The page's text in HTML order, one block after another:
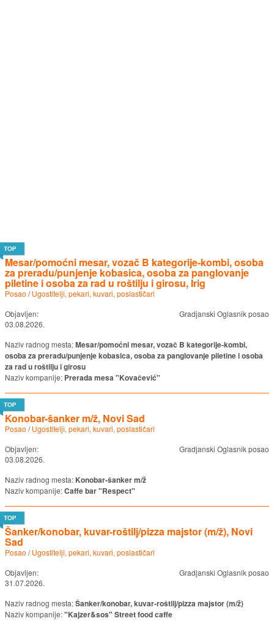
Mesar/pomoćni mesar, vozač B kategorije-kombi, osoba
za preradu/punjenje kobasica, osoba za panglovanje
piletine i osoba za rad u roštilju i girosu, Irig
Posao /Ugostitelji, pekari, kuvari, poslastičari
Gradjanski Oglasnik posao
Objavljen:
03.08.2026.
Naziv radnog mesta:Mesar/pomoćni mesar, vozač B kategorije-kombi,
osoba za preradu/punjenje kobasica, osoba za panglovanje piletine i osoba
za rad u roštilju i girosu
Naziv kompanije: Prerada mesa "Kovačević"
Konobar-šanker m/ž, Novi Sad
Posao /Ugostitelji, pekari, kuvari, poslastičari
Gradjanski Oglasnik posao
Objavljen:
03.08.2026.
Naziv radnog mesta: Konobar-šanker m/ž
Naziv kompanije:Caffe bar "Respect"
Šanker/konobar, kuvar-roštilj/pizza majstor (m/ž), Novi
Sad
Posao /Ugostitelji, pekari, kuvari, poslastičari
Gradjanski Oglasnik posao
Objavljen:
31.07.2026.
Naziv radnog mesta:Šanker/konobar, kuvar-roštilj/pizza majstor (m/ž)
Naziv kompanije:"Kajzer&sos" Street food caffe